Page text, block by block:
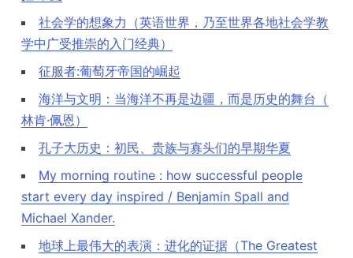
社会学的想象力（英语世界，乃至世界各地社会学教
学中广受推崇的入门经典）
征服者:葡萄牙帝国的崛起
海洋与文明：当海洋不再是边疆，而是历史的舞台（
林肯·佩恩）
孔子大历史：初民、贵族与寡头们的早期华夏
My morning routine : how successful people
start every day inspired / Benjamin Spall and
Michael Xander.
地球上最伟大的表演：进化的证据（The Greatest